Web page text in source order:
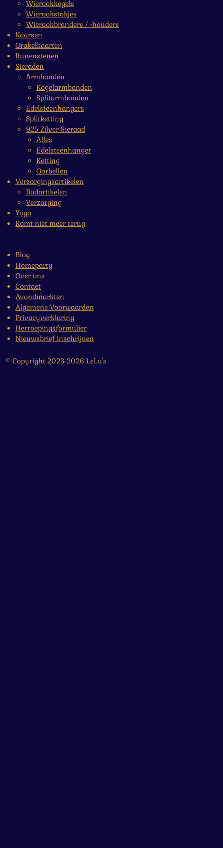
Wierookkegels
Wierookstokjes
Wierookbranders / -houders
Kaarsen
Orakelkaarten
Runenstenen
Sieraden
Armbanden
Kogelarmbanden
Splitarmbanden
Edelsteenhangers
Splitketting
925 Zilver Sieraad
Alles
Edelsteenhanger
Ketting
Oorbellen
Verzorgingsartikelen
Badartikelen
Verzorging
Yoga
Komt niet meer terug
Blog
Homeparty
Over ons
Contact
Avondmarkten
Algemene Voorwaarden
Privacyverklaring
Herroepingsformulier
Nieuwsbrief inschrijven
© Copyright 2023-2026 LeLu's